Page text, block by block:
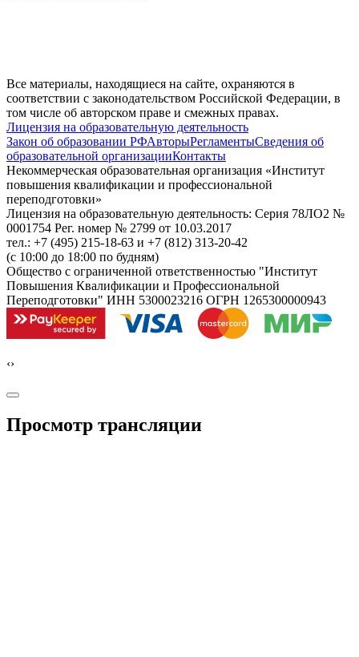
Все материалы, находящиеся на сайте, охраняются в
соответствии с законодательством Российской Федерации, в
том числе об авторском праве и смежных правах.
Лицензия на образовательную деятельность
Закон об образовании РФАвторыРегламентыСведения об
образовательной организацииКонтакты
Некоммерческая образовательная организация «Институт
повышения квалификации и профессиональной
переподготовки»
Лицензия на образовательную деятельность: Серия 78ЛО2 №
0001754 Рег. номер № 2799 от 10.03.2017
тел.: +7 (495) 215-18-63 и +7 (812) 313-20-42
(с 10:00 до 18:00 по будням)
Общество с ограниченной ответственностью "Институт
Повышения Квалификации и Профессиональной
Переподготовки" ИНН 5300023216 ОГРН 1265300000943
‹›
Просмотр трансляции